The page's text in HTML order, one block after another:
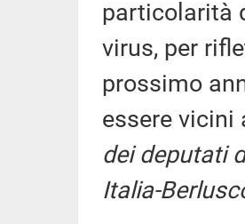
particolarità
virus, per
prossimo
essere vicini
dei deputati
Italia-